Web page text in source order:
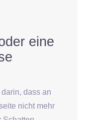
eine
dass an
nicht mehr